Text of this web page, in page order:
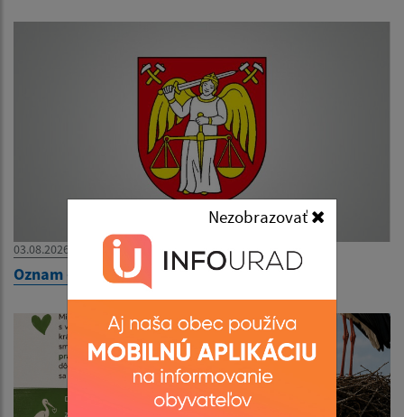
Nezobrazovať
03.08.2026
Oznam - zatvorenie obecného úradu